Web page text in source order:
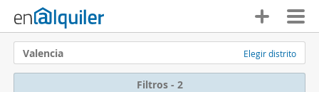
Valencia Elegir distrito
Filtros - 2